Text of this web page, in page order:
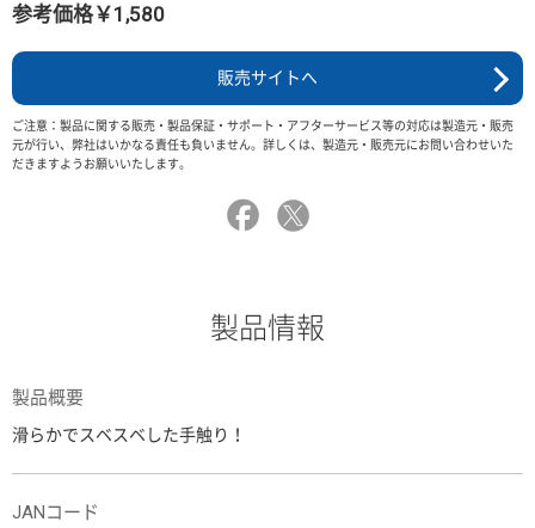
参考価格￥1,580
販売サイトへ
ご注意：製品に関する販売・製品保証・サポート・アフターサービス等の対応は製造元・販売
元が行い、弊社はいかなる責任も負いません。詳しくは、製造元・販売元にお問い合わせいた
だきますようお願いいたします。
製品情報
製品概要
滑らかでスベスベした手触り！
JANコード